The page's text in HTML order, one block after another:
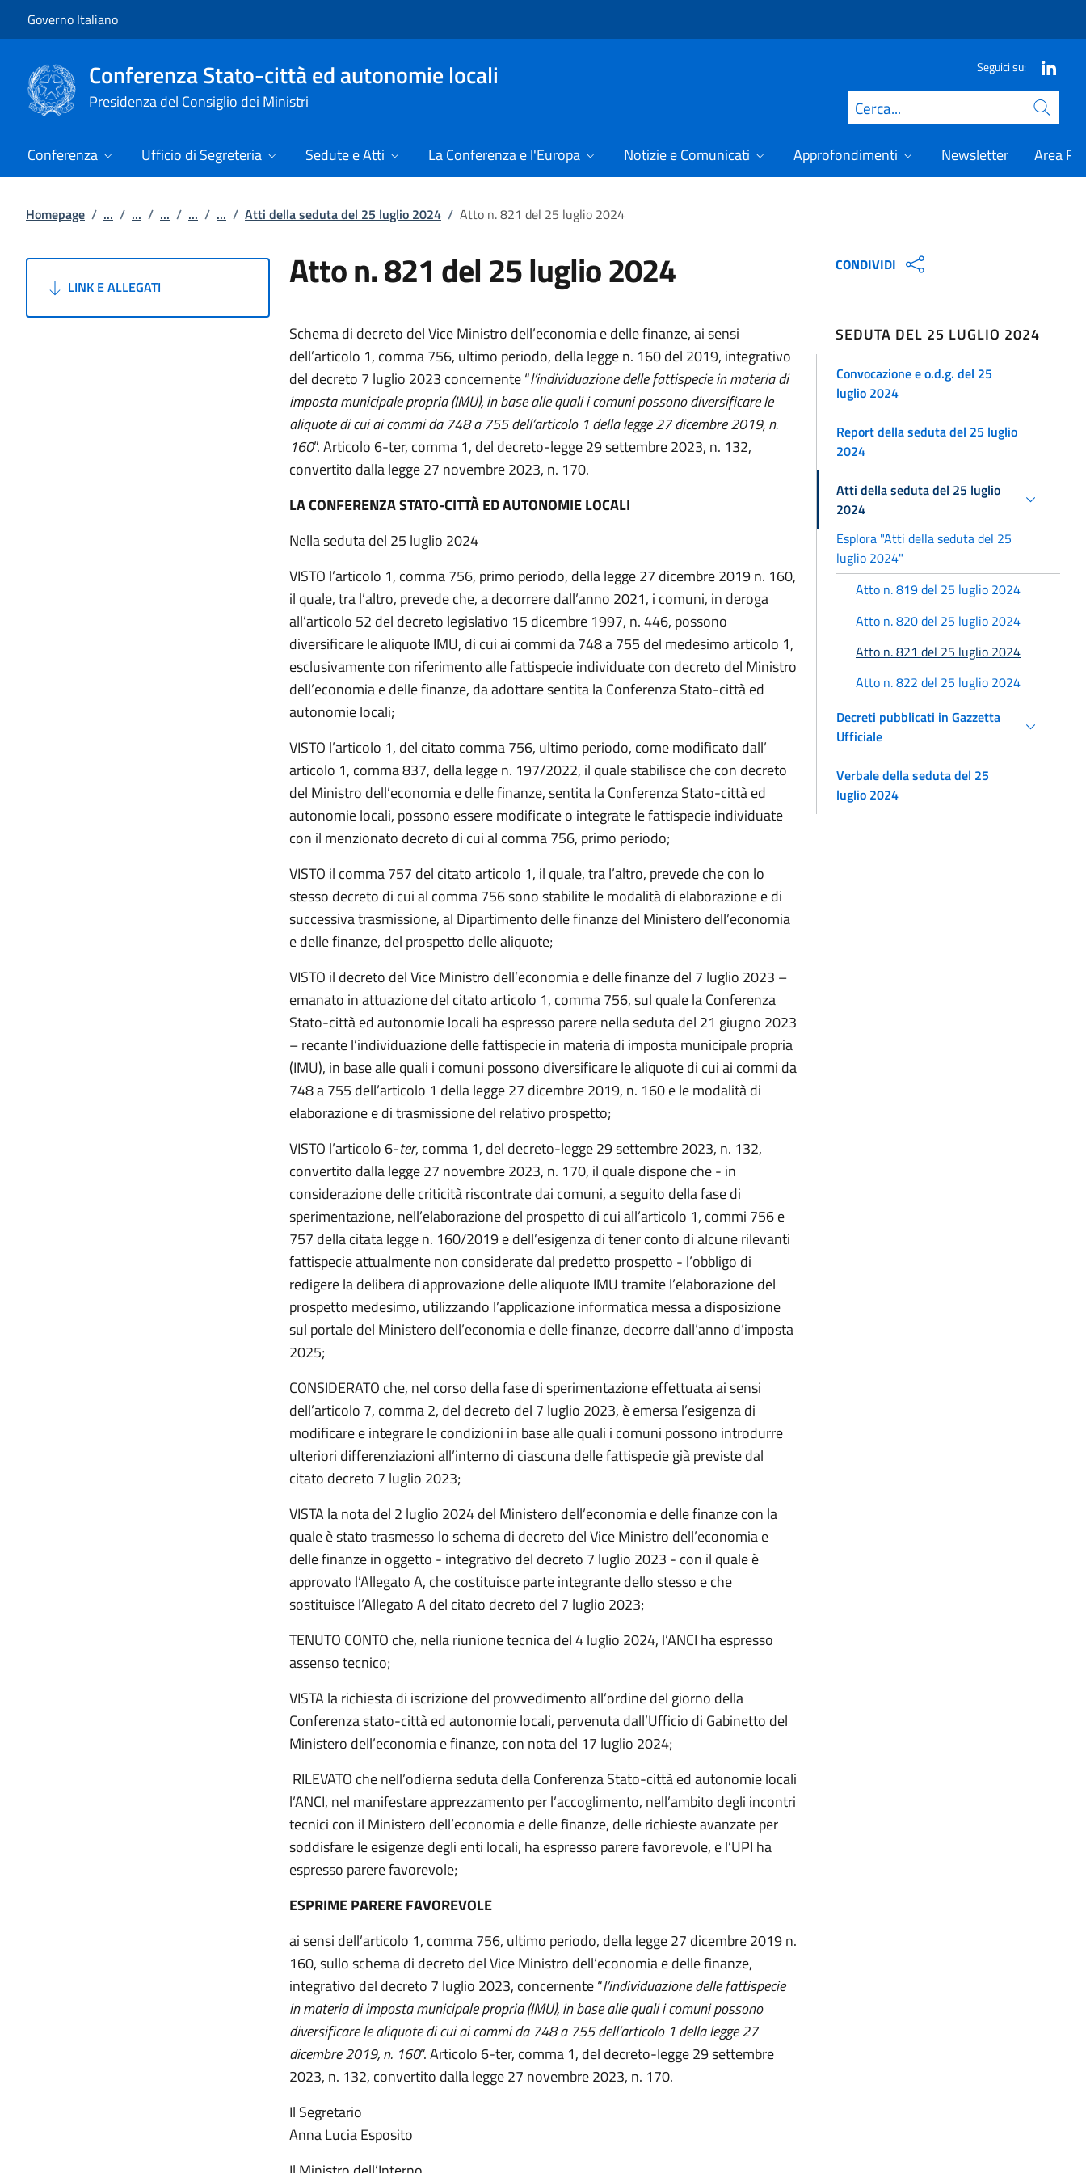
Governo Italiano
Conferenza Stato-città ed autonomie locali
Presidenza del Consiglio dei Ministri
Seguici su:
Cerca
Conferenza Ufficio di Segreteria Sedute e Atti La Conferenza e l'Europa Notizie e Comunicati Approfondimenti Newsletter Area
Homepage / ... / ... / ... / ... / ... / Atti della seduta del 25 luglio 2024 / Atto n. 821 del 25 luglio 2024
LINK E ALLEGATI Atto n. 821 del 25 luglio 2024
Schema di decreto del Vice Ministro dell’economia e delle finanze, ai sensi
dell’articolo 1, comma 756, ultimo periodo, della legge n. 160 del 2019, integrativo
del decreto 7 luglio 2023 concernente “l’individuazione delle fattispecie in materia di
imposta municipale propria (IMU), in base alle quali i comuni possono diversificare le
aliquote di cui ai commi da 748 a 755 dell’articolo 1 della legge 27 dicembre 2019, n.
160”. Articolo 6-ter, comma 1, del decreto-legge 29 settembre 2023, n. 132,
convertito dalla legge 27 novembre 2023, n. 170.
LA CONFERENZA STATO-CITTÀ ED AUTONOMIE LOCALI
Nella seduta del 25 luglio 2024
VISTO l’articolo 1, comma 756, primo periodo, della legge 27 dicembre 2019 n. 160,
il quale, tra l’altro, prevede che, a decorrere dall’anno 2021, i comuni, in deroga
all’articolo 52 del decreto legislativo 15 dicembre 1997, n. 446, possono
diversificare le aliquote IMU, di cui ai commi da 748 a 755 del medesimo articolo 1,
esclusivamente con riferimento alle fattispecie individuate con decreto del Ministro
dell’economia e delle finanze, da adottare sentita la Conferenza Stato-città ed
autonomie locali;
VISTO l’articolo 1, del citato comma 756, ultimo periodo, come modificato dall’
articolo 1, comma 837, della legge n. 197/2022, il quale stabilisce che con decreto
del Ministro dell’economia e delle finanze, sentita la Conferenza Stato-città ed
autonomie locali, possono essere modificate o integrate le fattispecie individuate
con il menzionato decreto di cui al comma 756, primo periodo;
VISTO il comma 757 del citato articolo 1, il quale, tra l’altro, prevede che con lo
stesso decreto di cui al comma 756 sono stabilite le modalità di elaborazione e di
successiva trasmissione, al Dipartimento delle finanze del Ministero dell’economia
e delle finanze, del prospetto delle aliquote;
VISTO il decreto del Vice Ministro dell’economia e delle finanze del 7 luglio 2023 –
emanato in attuazione del citato articolo 1, comma 756, sul quale la Conferenza
Stato-città ed autonomie locali ha espresso parere nella seduta del 21 giugno 2023
– recante l’individuazione delle fattispecie in materia di imposta municipale propria
(IMU), in base alle quali i comuni possono diversificare le aliquote di cui ai commi da
748 a 755 dell’articolo 1 della legge 27 dicembre 2019, n. 160 e le modalità di
elaborazione e di trasmissione del relativo prospetto;
VISTO l’articolo 6-ter, comma 1, del decreto-legge 29 settembre 2023, n. 132,
convertito dalla legge 27 novembre 2023, n. 170, il quale dispone che - in
considerazione delle criticità riscontrate dai comuni, a seguito della fase di
sperimentazione, nell’elaborazione del prospetto di cui all’articolo 1, commi 756 e
757 della citata legge n. 160/2019 e dell’esigenza di tener conto di alcune rilevanti
fattispecie attualmente non considerate dal predetto prospetto - l’obbligo di
redigere la delibera di approvazione delle aliquote IMU tramite l’elaborazione del
prospetto medesimo, utilizzando l’applicazione informatica messa a disposizione
sul portale del Ministero dell’economia e delle finanze, decorre dall’anno d’imposta
2025;
CONSIDERATO che, nel corso della fase di sperimentazione effettuata ai sensi
dell’articolo 7, comma 2, del decreto del 7 luglio 2023, è emersa l’esigenza di
modificare e integrare le condizioni in base alle quali i comuni possono introdurre
ulteriori differenziazioni all’interno di ciascuna delle fattispecie già previste dal
citato decreto 7 luglio 2023;
VISTA la nota del 2 luglio 2024 del Ministero dell’economia e delle finanze con la
quale è stato trasmesso lo schema di decreto del Vice Ministro dell’economia e
delle finanze in oggetto - integrativo del decreto 7 luglio 2023 - con il quale è
approvato l’Allegato A, che costituisce parte integrante dello stesso e che
sostituisce l’Allegato A del citato decreto del 7 luglio 2023;
TENUTO CONTO che, nella riunione tecnica del 4 luglio 2024, l’ANCI ha espresso
assenso tecnico;
VISTA la richiesta di iscrizione del provvedimento all’ordine del giorno della
Conferenza stato-città ed autonomie locali, pervenuta dall’Ufficio di Gabinetto del
Ministero dell’economia e finanze, con nota del 17 luglio 2024;
RILEVATO che nell’odierna seduta della Conferenza Stato-città ed autonomie locali
l’ANCI, nel manifestare apprezzamento per l’accoglimento, nell’ambito degli incontri
tecnici con il Ministero dell’economia e delle finanze, delle richieste avanzate per
soddisfare le esigenze degli enti locali, ha espresso parere favorevole, e l’UPI ha
espresso parere favorevole;
ESPRIME PARERE FAVOREVOLE
ai sensi dell’articolo 1, comma 756, ultimo periodo, della legge 27 dicembre 2019 n.
160, sullo schema di decreto del Vice Ministro dell’economia e delle finanze,
integrativo del decreto 7 luglio 2023, concernente “l’individuazione delle fattispecie
in materia di imposta municipale propria (IMU), in base alle quali i comuni possono
diversificare le aliquote di cui ai commi da 748 a 755 dell’articolo 1 della legge 27
dicembre 2019, n. 160”. Articolo 6-ter, comma 1, del decreto-legge 29 settembre
2023, n. 132, convertito dalla legge 27 novembre 2023, n. 170.
Il Segretario
Anna Lucia Esposito
CONDIVIDI
SEDUTA DEL 25 LUGLIO 2024
Convocazione e o.d.g. del 25
luglio 2024
Report della seduta del 25 luglio
2024
Atti della seduta del 25 luglio
2024
Esplora "Atti della seduta del 25
luglio 2024"
Atto n. 819 del 25 luglio 2024
Atto n. 820 del 25 luglio 2024
Atto n. 821 del 25 luglio 2024
Atto n. 822 del 25 luglio 2024
Decreti pubblicati in Gazzetta
Ufficiale
Verbale della seduta del 25
luglio 2024